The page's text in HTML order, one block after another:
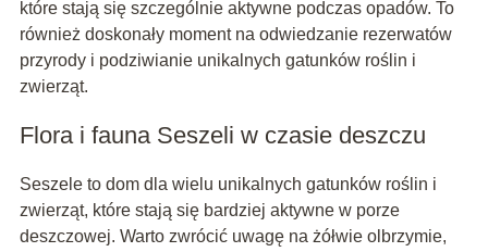
które stają się szczególnie aktywne podczas opadów. To
również doskonały moment na odwiedzanie rezerwatów
przyrody i podziwianie unikalnych gatunków roślin i
zwierząt.
Flora i fauna Seszeli w czasie deszczu
Seszele to dom dla wielu unikalnych gatunków roślin i
zwierząt, które stają się bardziej aktywne w porze
deszczowej. Warto zwrócić uwagę na żółwie olbrzymie,